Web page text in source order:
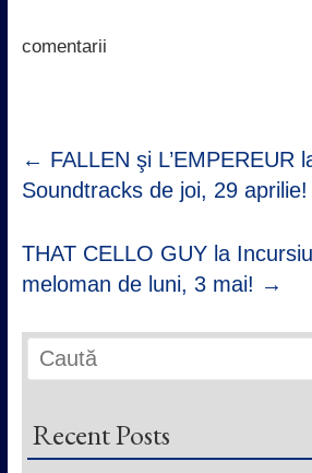
k
p
comentarii
← FALLEN şi L’EMPEREUR
Soundtracks de joi, 29 aprilie!
THAT CELLO GUY la
meloman de luni, 3 mai! →
Recent Posts